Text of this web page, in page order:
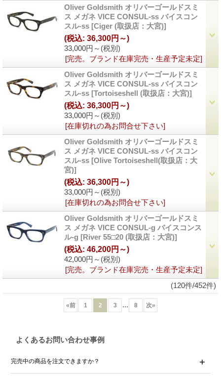
Oliver Goldsmith オリバーゴールドスミ
ス メガネ VICE CONSUL-ss バイスコン
スル-ss [Ciger (取扱店：大宮)]
33,000円～ (税別)
(税込: 36,300円～)
[完売。ブランド在庫完売・生産予定未定]
Oliver Goldsmith オリバーゴールドスミ
ス メガネ VICE CONSUL-ss バイスコン
スル-ss [Tortoiseshell (取扱店：大宮)]
33,000円～ (税別)
(税込: 36,300円～)
[在庫切れの為お問合せ下さい]
Oliver Goldsmith オリバーゴールドスミ
ス メガネ VICE CONSUL-ss バイスコン
スル-ss [Olive Tortoiseshell(取扱店：大
宮)]
33,000円～ (税別)
(税込: 36,300円～)
[在庫切れの為お問合せ下さい]
Oliver Goldsmith オリバーゴールドスミ
ス メガネ VICE CONSUL-g バイスコンス
ル-g [River 55□20 (取扱店：大宮)]
42,000円～ (税別)
(税込: 46,200円～)
[完売。ブランド在庫完売・生産予定未定]
(120件/452件)
«前 1 2 3 ... 8 次»
よくあるお問い合わせ事例
完売中の商品を注文できますか？